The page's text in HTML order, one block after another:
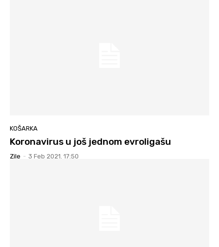
KOŠARKA
Koronavirus u još jednom evroligašu
Zile - 3 Feb 2021. 17:50